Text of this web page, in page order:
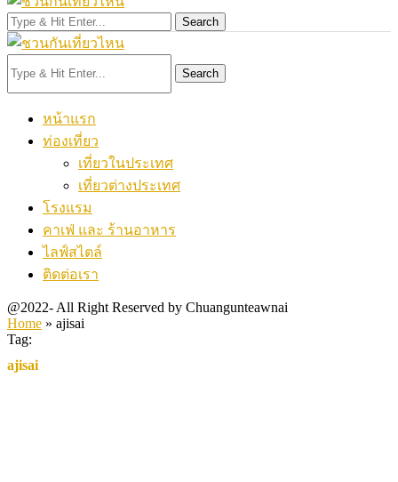
Search
Search
หน้าแรก
ท่องเที่ยว
เที่ยวในประเทศ
เที่ยวต่างประเทศ
โรงแรม
คาเฟ่ และ ร้านอาหาร
ไลฟ์สไตล์
ติดต่อเรา
@2022- All Right Reserved by Chuangunteawnai
Home » ajisai
Tag:
ajisai